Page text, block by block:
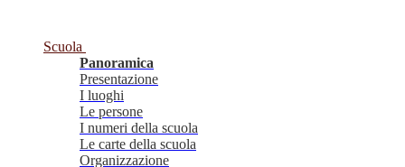
Scuola
Panoramica
Presentazione
I luoghi
Le persone
I numeri della scuola
Le carte della scuola
Organizzazione